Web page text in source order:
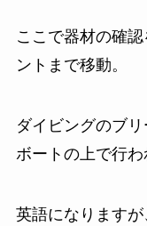
ここで器材の確
ントまで移動。
ダイビングのブ
ボートの上で行わ
英語になります